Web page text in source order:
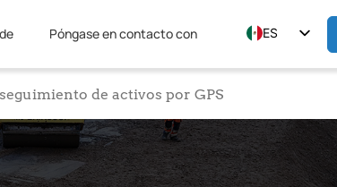
Póngase en contacto con ES
EN
de activos por GPS